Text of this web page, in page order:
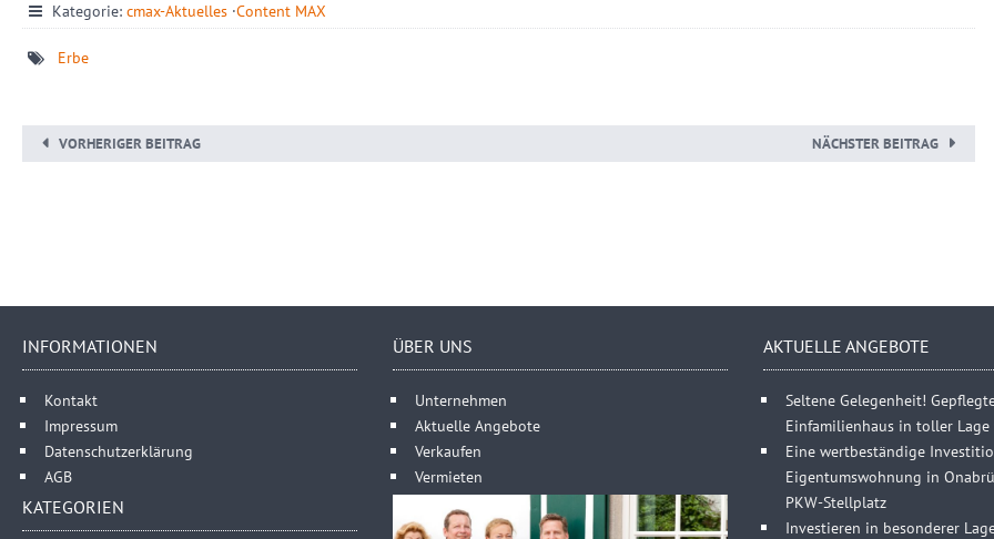
Kategorie: cmax-Aktuelles ·Content MAX
Erbe
VORHERIGER BEITRAG NÄCHSTER BEITRAG
INFORMATIONEN
Kontakt
Impressum
Datenschutzerklärung
AGB
KATEGORIEN
ÜBER UNS
Unternehmen
Aktuelle Angebote
Verkaufen
Vermieten
AKTUELLE ANGEBOTE
Seltene Gelegenheit!
Einfamilienhaus in toller Lage
Eine wertbeständige
Eigentumswohnung in
PKW-Stellplatz
Investieren in besonderer